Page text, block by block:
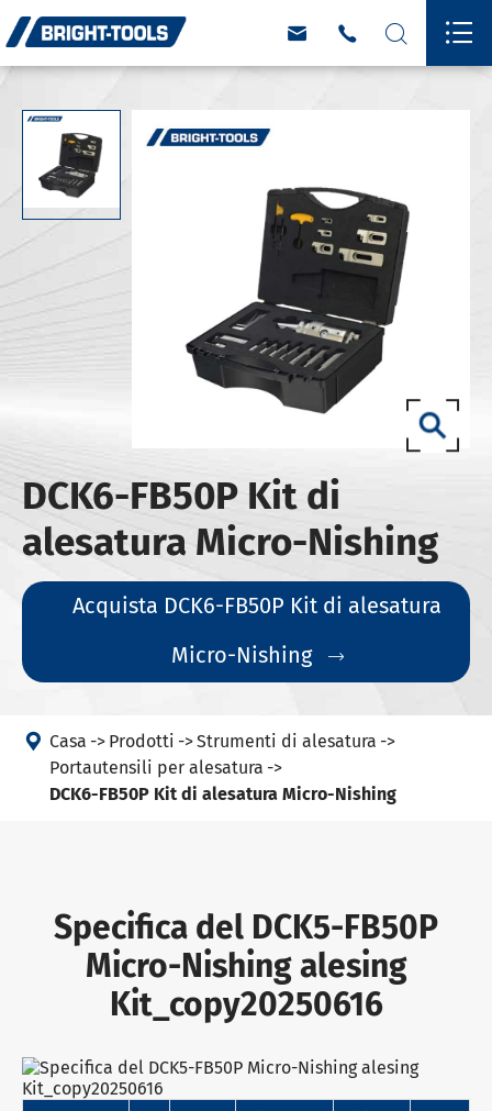
   
DCK6-FB50P Kit di
alesatura Micro-Nishing
Acquista DCK6-FB50P Kit di alesatura
Micro-Nishing

 Casa Prodotti
Strumenti di alesatura
Portautensili per alesatura
DCK6-FB50P Kit di alesatura Micro-Nishing
Specifica del DCK5-FB50P
Micro-Nishing alesing
Kit_copy20250616